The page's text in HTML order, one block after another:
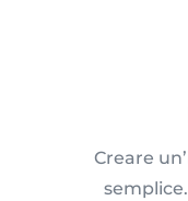
Creare